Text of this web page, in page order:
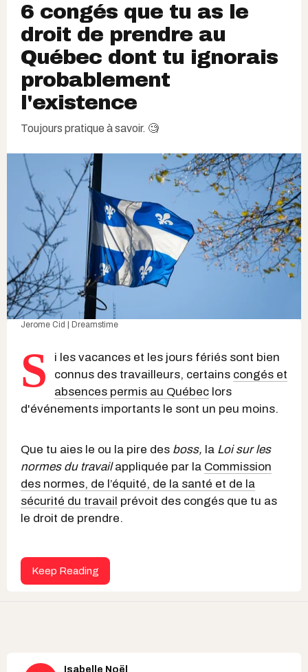
6 congés que tu as le
droit de prendre au
Québec dont tu ignorais
probablement
l'existence
Toujours pratique à savoir. 🧐
Jerome Cid | Dreamstime
S
i les vacances et les jours fériés sont bien
connus des travailleurs, certains congés et
absences permis au Québec lors
d'événements importants le sont un peu moins.
Que tu aies le ou la pire des boss, la Loi sur les
normes du travailappliquée par la Commission
des normes, de l’équité, de la santé et de la
sécurité du travail prévoit des congés que tu as
le droit de prendre.
Keep Reading
Isabelle Noël